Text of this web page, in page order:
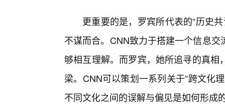
更重要的是，罗宾所代表的“历史
不谋而合。CNN致力于搭建一个信息
够相互理解。而罗宾，她所追寻的真
梁。CNN可以策划一系列关于“跨文化
不同文化之间的误解与偏见是如何形成